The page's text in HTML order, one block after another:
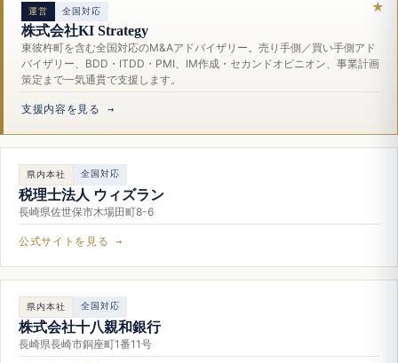
運営 全国対応
株式会社KI Strategy
東彼杵町を含む全国対応のM&Aアドバイザリー。売り手側／買い手側アド
バイザリー、BDD・ITDD・PMI、IM作成・セカンドオピニオン、事業計画
策定まで一気通貫で支援します。
支援内容を見る →
県内本社 全国対応
税理士法人 ウィズラン
長崎県佐世保市木場田町8-6
公式サイトを見る →
県内本社 全国対応
株式会社十八親和銀行
長崎県長崎市銅座町1番11号